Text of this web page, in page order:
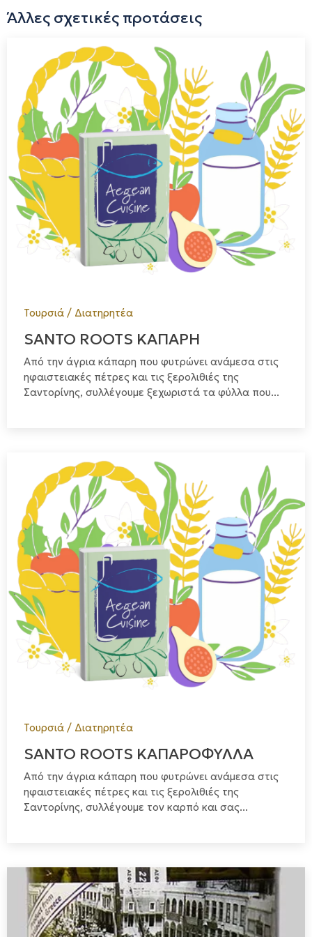
με την τεχνογνωσία, προσφέροντας σε εσάς ένα συνεχές
ταξίδι στον κόσμο των παραδοσιακών γεύσεων, μέσα από
τη νέα μας επαγγελματική στέγη. Σας καλωσορίζουμε
λοιπόν στο "Ντουλάπι της Γιαγιάς", εκεί που η εμπειρία
γίνεται γεύση και ταξίδι στις αναμνήσεις των παιδικών μας
χρόνων, εκεί που η απόλαυση είναι μία λιχουδιά από το
ντουλάπι της δικής σας γιαγιάς.
Άλλες σχετικές προτάσεις
Τουρσιά / Διατηρητέα
SANTO ROOTS ΚΑΠΑΡΗ
Από την άγρια κάπαρη που φυτρώνει ανάμεσα στις
ηφαιστειακές πέτρες και τις ξερολιθιές της
Σαντορίνης, συλλέγουμε ξεχωριστά τα φύλλα που...
Τουρσιά / Διατηρητέα
SANTO ROOTS ΚΑΠΑΡΟΦΥΛΛΑ
Από την άγρια κάπαρη που φυτρώνει ανάμεσα στις
ηφαιστειακές πέτρες και τις ξερολιθιές της
Σαντορίνης, συλλέγουμε τον καρπό και σας...